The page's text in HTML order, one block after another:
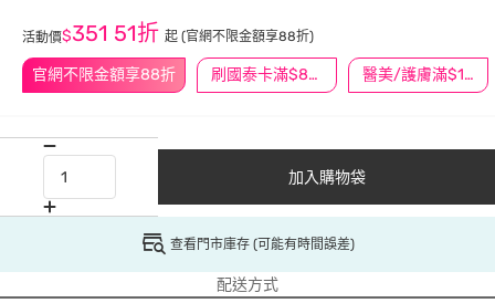
官網不限金額享88折 刷國泰卡滿$888送3萬點 醫美/護膚滿$1200送$200
活動價$351 51折 起 (官網不限金額享88折)
加入購物袋
查看門市庫存 (可能有時間誤差)
配送方式